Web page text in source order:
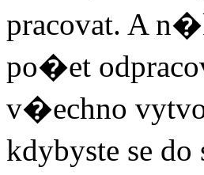
pracovat. A
po�et
v�echno
kdybyste se